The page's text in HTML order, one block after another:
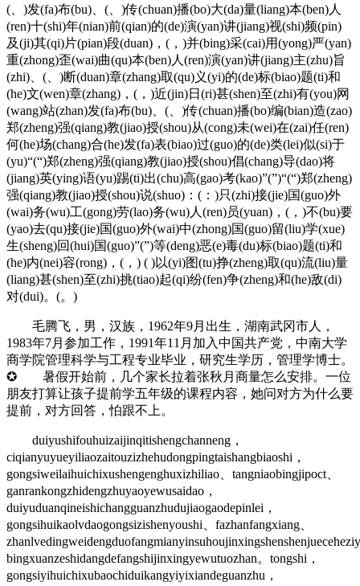
(、)发(fa)布(bu)、(、)传(chuan)播(bo)大(da)量(liang)本(ben)人
(ren)十(shi)年(nian)前(qian)的(de)演(yan)讲(jiang)视(shi)频(pin)
及(ji)其(qi)片(pian)段(duan)，(，)并(bing)采(cai)用(yong)严(yan)
重(zhong)歪(wai)曲(qu)本(ben)人(ren)演(yan)讲(jiang)主(zhu)旨
(zhi)、(、)断(duan)章(zhang)取(qu)义(yi)的(de)标(biao)题(ti)和
(he)文(wen)章(zhang)，(，)近(jin)日(ri)甚(shen)至(zhi)有(you)网
(wang)站(zhan)发(fa)布(bu)、(、)传(chuan)播(bo)编(bian)造(zao)
郑(zheng)强(qiang)教(jiao)授(shou)从(cong)未(wei)在(zai)任(ren)
何(he)场(chang)合(he)发(fa)表(biao)过(guo)的(de)类(lei)似(si)于
(yu)“(“)郑(zheng)强(qiang)教(jiao)授(shou)倡(chang)导(dao)将
(jiang)英(ying)语(yu)踢(ti)出(chu)高(gao)考(kao)”(”)“(“)郑(zheng)
强(qiang)教(jiao)授(shou)说(shuo)：(：)只(zhi)接(jie)国(guo)外
(wai)务(wu)工(gong)劳(lao)务(wu)人(ren)员(yuan)，(，)不(bu)要
(yao)去(qu)接(jie)国(guo)外(wai)中(zhong)国(guo)留(liu)学(xue)
生(sheng)回(hui)国(guo)”(”)等(deng)恶(e)毒(du)标(biao)题(ti)和
(he)内(nei)容(rong)，(，) ( )以(yi)图(tu)挣(zheng)取(qu)流(liu)量
(liang)甚(shen)至(zhi)挑(tiao)起(qi)纷(fen)争(zheng)和(he)敌(di)
对(dui)。(。)
毛腾飞，男，汉族，1962年9月出生，湖南武冈市人，
1983年7月参加工作，1991年11月加入中国共产党，中南大学
商学院管理科学与工程专业毕业，研究生学历，管理学博士。
✪ 暑假开始前，几个家长拉着张秋月商量怎么安排。一位
朋友打算让孩子提前学五年级的课程内容，她问对方为什么要
提前，对方回答，怕跟不上。
duiyushifouhuizaijinqitishengchanneng，
ciqianyuyueyiliaozaitouzizhehudongpingtaishangbiaoshi，
gongsiweilaihuichixushengenghuxizhiliao、tangniaobingjipoct、
ganrankongzhidengzhuyaoyewusaidao，
duiyuduanqineishichangguanzhudujiaogaodepinlei，
gongsihuikaolvdaogongsizishenyoushi、fazhanfangxiang、
bingxuanzeshidangdefangshijinxingyewutuozhan。tongshi，
gongsiyihuichixubaochiduikangyiyixiandeguanzhu，